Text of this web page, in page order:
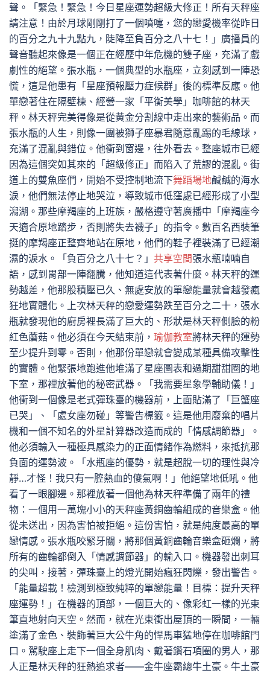
聲。「緊急！緊急！今日星座運勢超級大修正！所有天秤座
請注意！由於月球剛剛打了一個噴嚏，您的戀愛機率從昨日
的百分之九十九點九，陡降至負百分之八十七！」廣播員的
聲音聽起來像是一個正在經歷中年危機的雙子座，充滿了戲
劇性的絕望。張水瓶，一個典型的水瓶座，立刻感到一陣恐
慌，這是他患有「星座預報壓力症候群」後的標準反應。他
單戀著住在隔壁棟、經營一家「平衡美學」咖啡館的林天
秤。林天秤完美得像是從黃金分割線中走出來的藝術品。而
張水瓶的人生，則像一團被獅子座暴君隨意亂踢的毛線球，
充滿了混亂與錯位。他衝到窗邊，往外看去。整座城市已經
因為這個突如其來的「超級修正」而陷入了荒謬的混亂。街
道上的雙魚座們，開始不受控制地流下舞蹈場地鹹鹹的海水
淚，他們無法停止地哭泣，導致城市低窪處已經形成了小型
潟湖。那些摩羯座的上班族，嚴格遵守著廣播中「摩羯座今
天適合原地踏步，否則將失去襪子」的指令。數百名西裝筆
挺的摩羯座正整齊地站在原地，他們的鞋子裡裝滿了已經潮
濕的淚水。「負百分之八十七？」 共享空間張水瓶喃喃自
語，感到胃部一陣翻騰，他知道這代表著什麼。林天秤的運
勢越差，他那股積壓已久、無處安放的單戀能量就會越發瘋
狂地實體化。上次林天秤的戀愛運勢跌至百分之二十，張水
瓶就發現他的廚房裡長滿了巨大的、形狀是林天秤側臉的粉
紅色蘑菇。他必須在今天結束前， 瑜伽教室將林天秤的運勢
至少提升到零。否則，他那份單戀就會變成某種具備攻擊性
的實體。他緊張地跑進他堆滿了星座圖表和過期甜甜圈的地
下室，那裡放著他的秘密武器。「我需要星象學輔助儀！」
他衝到一個像是老式彈珠臺的機器前，上面貼滿了「巨蟹座
已哭」、「處女座勿碰」等警告標籤。這是他用廢棄的唱片
機和一個不知名的外星計算器改造而成的「情感調節器」。
他必須輸入一種極具感染力的正面情緒作為燃料，來抵抗那
負面的運勢波。「水瓶座的優勢，就是超脫一切的理性與冷
靜…才怪！我只有一腔熱血的傻氣啊！」他絕望地低吼。他
看了一眼腳邊。那裡放著一個他為林天秤準備了兩年的禮
物：一個用一萬塊小小的天秤座黃銅齒輪組成的音樂盒。他
從未送出，因為害怕被拒絕。這份害怕，就是純度最高的單
戀情感。張水瓶咬緊牙關，將那個黃銅齒輪音樂盒砸爛，將
所有的齒輪都倒入「情感調節器」的輸入口。機器發出刺耳
的尖叫，接著，彈珠臺上的燈光開始瘋狂閃爍，發出警告。
「能量超載！檢測到極致純粹的單戀能量！目標：提升天秤
座運勢！」在機器的頂部，一個巨大的、像彩虹一樣的光束
筆直地射向天空。然而，就在光束衝出屋頂的一瞬間，一輛
塗滿了金色、裝飾著巨大公牛角的悍馬車猛地停在咖啡館門
口。駕駛座上走下一個全身肌肉、戴著鑽石項圈的男人，那
人正是林天秤的狂熱追求者——金牛座霸總牛土豪。牛土豪